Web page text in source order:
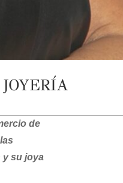
de
y su joya